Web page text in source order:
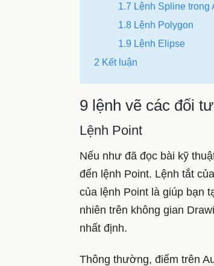
1.7 Lệnh Spline trong
1.8 Lệnh Polygon
1.9 Lệnh Elipse
2 Kết luận
9 lệnh vẽ các đối
Lệnh Point
Nếu như đã đọc bài kỹ
đến lệnh Point. Lệnh tắt
của lệnh Point là giúp bạn
nhiên trên không gian
nhất định.
Thông thường, điểm trên